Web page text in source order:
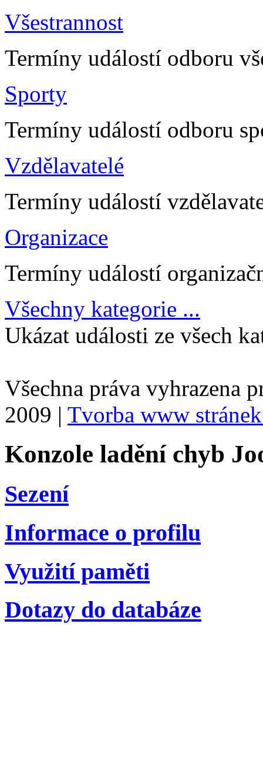
Všestrannost
Termíny událostí odboru
Sporty
Termíny událostí odboru
Vzdělavatelé
Termíny událostí
Organizace
Termíny událostí
Všechny kategorie ...
Ukázat události ze všech
Všechna práva vyhrazena
2009 | Tvorba www
Konzole ladění chyb
Sezení
Informace o profilu
Využití paměti
Dotazy do databáze